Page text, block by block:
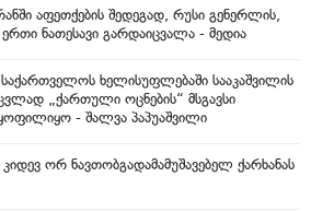
აფეთქების შედეგად, რუსი გენერლის,
ნათესავი გარდაიცვალა - მედია
ხელისუფლებაში სააკაშვილის
„ქართული ოცნების“ მსგავსი
- შალვა პაპუაშვილი
ორ ნავთობგადამამუშავებელ ქარხანას